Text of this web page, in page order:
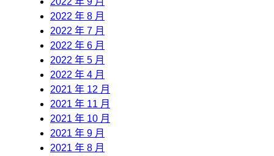
2022 年 8 月
2022 年 7 月
2022 年 6 月
2022 年 5 月
2022 年 4 月
2021 年 12 月
2021 年 11 月
2021 年 10 月
2021 年 9 月
2021 年 8 月